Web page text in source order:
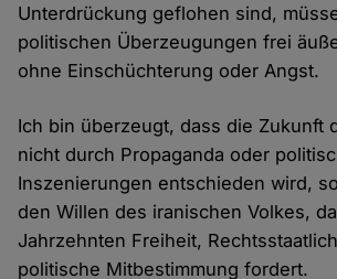
Unterdrückung geflohen sind,
politischen Überzeugungen frei
ohne Einschüchterung oder Angst.
Ich bin überzeugt, dass die Zukunft
nicht durch Propaganda oder
Inszenierungen entschieden wird,
den Willen des iranischen Volkes,
Jahrzehnten Freiheit,
politische Mitbestimmung fordert.